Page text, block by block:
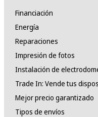
Financiación
Energía
Reparaciones
Impresión de fotos
Instalación de
Trade In: Vende tus
Mejor precio garantizado
Tipos de envíos